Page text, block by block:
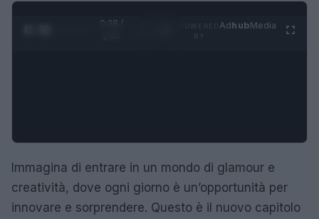
0:29 /
AdhubMedia
Immagina di entrare in un mondo di glamour e
creatività, dove ogni giorno è un’opportunità per
innovare e sorprendere. Questo è il nuovo capitolo